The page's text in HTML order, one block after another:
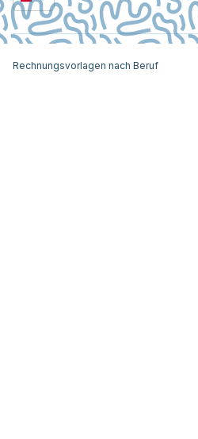
Rechnungsvorlagen nach Beruf